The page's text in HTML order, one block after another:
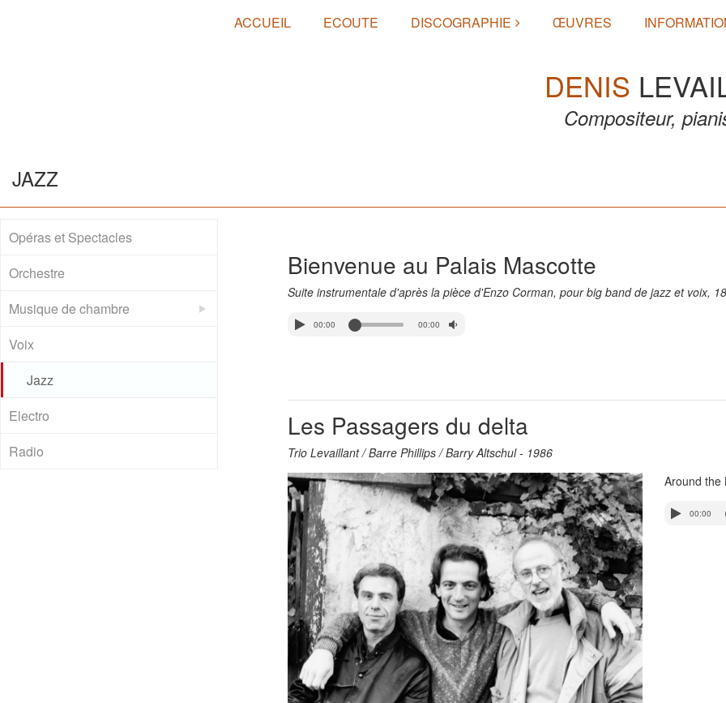
ACCUEIL ECOUTE DISCOGRAPHIE ŒUVRES
DENIS
Compositeur,
JAZZ
Opéras et Spectacles
Orchestre
Musique de chambre
Voix
Jazz
Electro
Radio
Bienvenue au Palais Mascotte
Suite instrumentale d'après la pièce d'Enzo Corman, pour big band de jazz et voix,
00:00 00:00
Les Passagers du delta
Trio Levaillant / Barre Phillips / Barry Altschul - 1986
Around the
00:00